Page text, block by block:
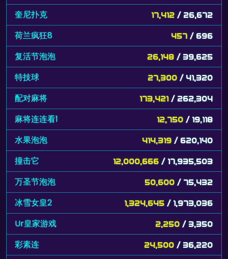
奎尼扑克 17,412 / 26,672
荷兰疯狂8 457 / 696
复活节泡泡 26,148 / 39,625
特技球 27,300 / 41,320
配对麻将 173,421 / 262,304
麻将连连看1 12,750 / 19,118
水果泡泡 414,319 / 620,140
撞击它 12,000,666 / 17,935,503
万圣节泡泡 50,600 / 75,432
冰雪女皇2 1,324,645 / 1,973,036
Ur皇家游戏 2,250 / 3,350
彩素连 24,500 / 36,220